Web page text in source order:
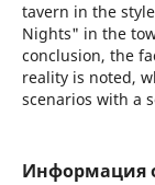
tavern in the
Nights" in the
conclusion, the
reality is noted,
scenarios with a
Информация